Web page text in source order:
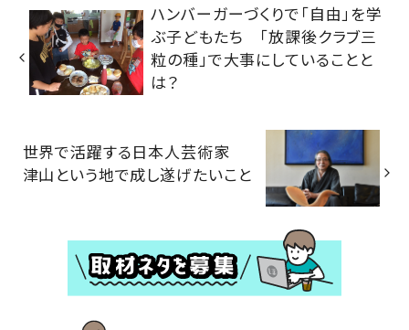
ハンバーガーづくりで「自由」を学
ぶ子どもたち 「放課後クラブ三
粒の種」で大事にしていることと
は？
世界で活躍する日本人芸術家
津山という地で成し遂げたいこと